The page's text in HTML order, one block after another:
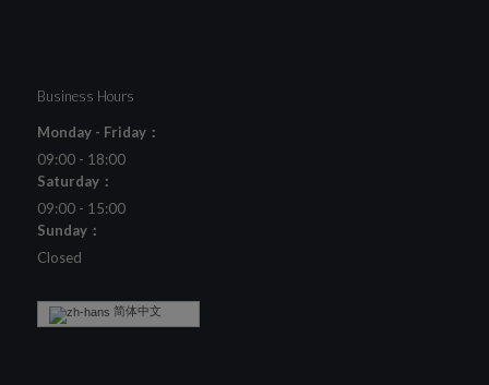
Business Hours
Monday - Friday：
09:00 - 18:00
Saturday：
09:00 - 15:00
Sunday：
Closed
简体中文